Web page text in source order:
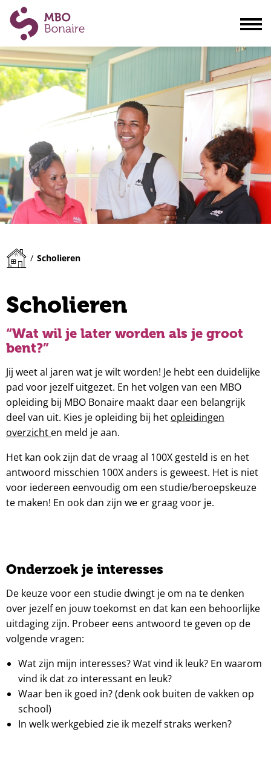
Opleidingen
Scholieren
Volwassenen
Ouders
Blogs & actualiteiten
Praktisch
Organisatie
/ Scholieren
Scholieren
“Wat wil je later worden als je groot
bent?”
Jij weet al jaren wat je wilt worden! Je hebt een duidelijke
pad voor jezelf uitgezet. En het volgen van een MBO
opleiding bij MBO Bonaire maakt daar een belangrijk
deel van uit. Kies je opleiding bij het opleidingen
overzicht en meld je aan.
Het kan ook zijn dat de vraag al 100X gesteld is en het
antwoord misschien 100X anders is geweest. Het is niet
voor iedereen eenvoudig om een studie/beroepskeuze
te maken! En ook dan zijn we er graag voor je.
Onderzoek je interesses
De keuze voor een studie dwingt je om na te denken
over jezelf en jouw toekomst en dat kan een behoorlijke
uitdaging zijn. Probeer eens antwoord te geven op de
volgende vragen:
Wat zijn mijn interesses? Wat vind ik leuk? En waarom
vind ik dat zo interessant en leuk?
Waar ben ik goed in? (denk ook buiten de vakken op
school)
In welk werkgebied zie ik mezelf straks werken?